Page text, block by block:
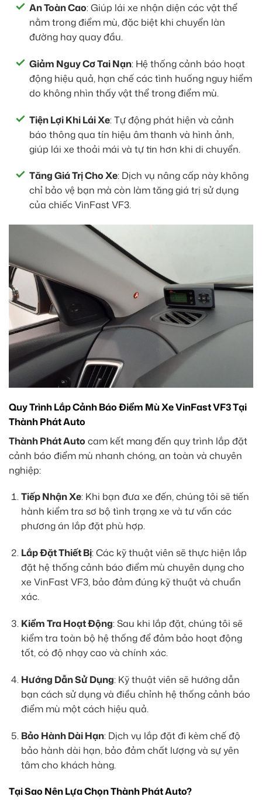
An Toàn Cao: Giúp lái xe nhận diện các vật thể
nằm trong điểm mù, đặc biệt khi chuyển làn
đường hay quay đầu.
Giảm Nguy Cơ Tai Nạn: Hệ thống cảnh báo hoạt
động hiệu quả, hạn chế các tình huống nguy hiểm
do không nhìn thấy vật thể trong điểm mù.
Tiện Lợi Khi Lái Xe: Tự động phát hiện và cảnh
báo thông qua tín hiệu âm thanh và hình ảnh,
giúp lái xe thoải mái và tự tin hơn khi di chuyển.
Tăng Giá Trị Cho Xe: Dịch vụ nâng cấp này không
chỉ bảo vệ bạn mà còn làm tăng giá trị sử dụng
của chiếc VinFast VF3.
Quy Trình Lắp Cảnh Báo Điểm Mù Xe VinFast VF3 Tại
Thành Phát Auto
Thành Phát Auto cam kết mang đến quy trình lắp đặt
cảnh báo điểm mù nhanh chóng, an toàn và chuyên
nghiệp:
Tiếp Nhận Xe: Khi bạn đưa xe đến, chúng tôi sẽ tiến
hành kiểm tra sơ bộ tình trạng xe và tư vấn các
phương án lắp đặt phù hợp.
Lắp Đặt Thiết Bị: Các kỹ thuật viên sẽ thực hiện lắp
đặt hệ thống cảnh báo điểm mù chuyên dụng cho
xe VinFast VF3, bảo đảm đúng kỹ thuật và chuẩn
xác.
Kiểm Tra Hoạt Động: Sau khi lắp đặt, chúng tôi sẽ
kiểm tra toàn bộ hệ thống để đảm bảo hoạt động
tốt, có độ nhạy cao và chính xác.
Hướng Dẫn Sử Dụng: Kỹ thuật viên sẽ hướng dẫn
bạn cách sử dụng và điều chỉnh hệ thống cảnh báo
điểm mù một cách hiệu quả.
Bảo Hành Dài Hạn: Dịch vụ lắp đặt đi kèm chế độ
bảo hành dài hạn, bảo đảm chất lượng và sự yên
tâm cho khách hàng.
Tại Sao Nên Lựa Chọn Thành Phát Auto?